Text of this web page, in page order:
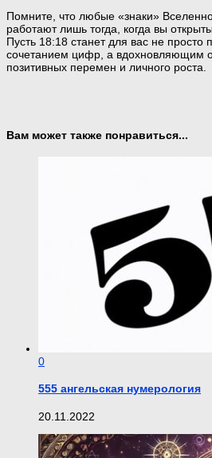
Помните, что любые «знаки»
работают лишь тогда, когда вы
Пусть 18:18 станет для вас не
сочетанием цифр, а вдохновляющим
позитивных перемен и личного роста.
Вам может также понравиться...
0
555 ангельская нумерология
20.11.2022